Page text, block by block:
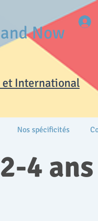
Now
International
4 ans
Nos spécificités